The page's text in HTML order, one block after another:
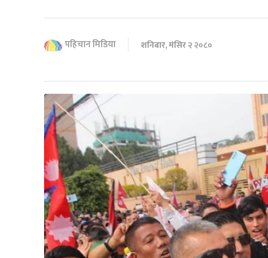
पहिचान मिडिया शनिबार, मंसिर २ २०८०